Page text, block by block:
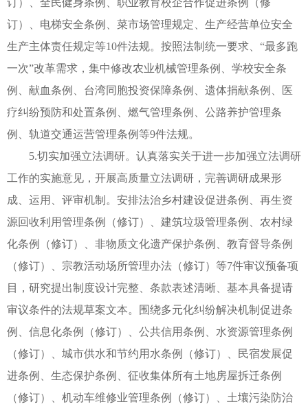
订）、全民健身条例、职业教育校企合作促进条例（修
订）、电梯安全条例、菜市场管理规定、生产经营单位安全
生产主体责任规定等10件法规。按照法制统一要求、“最多跑
一次”改革需求，集中修改农业机械管理条例、学校安全条
例、献血条例、台湾同胞投资保障条例、遗体捐献条例、医
疗纠纷预防和处置条例、燃气管理条例、公路养护管理条
例、轨道交通运营管理条例等9件法规。
5.切实加强立法调研。认真落实关于进一步加强立法调研
工作的实施意见，开展高质量立法调研，完善调研成果形
成、运用、评审机制。安排法治乡村建设促进条例、再生资
源回收利用管理条例（修订）、建筑垃圾管理条例、农村绿
化条例（修订）、非物质文化遗产保护条例、教育督导条例
（修订）、宗教活动场所管理办法（修订）等7件审议预备项
目，研究提出制度设计完整、条款表述清晰、基本具备提请
审议条件的法规草案文本。围绕多元化纠纷解决机制促进条
例、信息化条例（修订）、公共信用条例、水资源管理条例
（修订）、城市供水和节约用水条例（修订）、民宿发展促
进条例、生态保护条例、征收集体所有土地房屋拆迁条例
（修订）、机动车维修业管理条例（修订）、土壤污染防治